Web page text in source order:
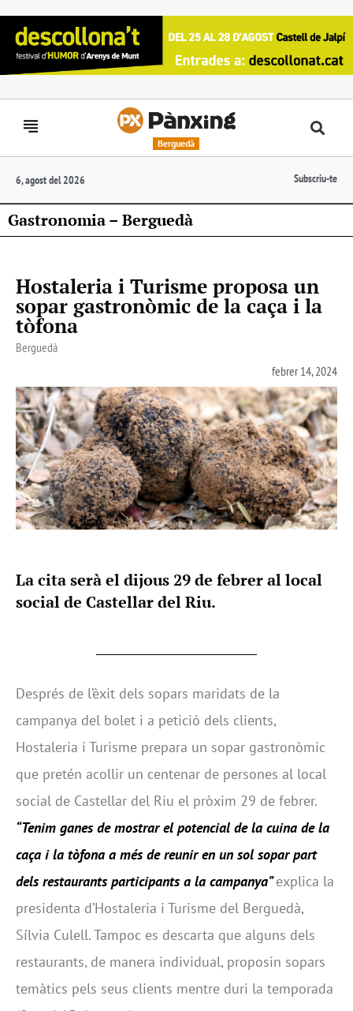
Berguedà
6, agost del 2026 Subscriu-te
Gastronomia – Berguedà
Hostaleria i Turisme proposa un
sopar gastronòmic de la caça i la
tòfona
Berguedà
febrer 14, 2024
La cita serà el dijous 29 de febrer al local
social de Castellar del Riu.
Després de l’èxit dels sopars maridats de la
campanya del bolet i a petició dels clients,
Hostaleria i Turisme prepara un sopar gastronòmic
que pretén acollir un centenar de persones al local
social de Castellar del Riu el pròxim 29 de febrer.
“Tenim ganes de mostrar el potencial de la cuina de la
caça i la tòfona a més de reunir en un sol sopar part
dels restaurants participants a la campanya”explica la
presidenta d’Hostaleria i Turisme del Berguedà,
Sílvia Culell. Tampoc es descarta que alguns dels
restaurants, de manera individual, proposin sopars
temàtics pels seus clients mentre duri la temporada